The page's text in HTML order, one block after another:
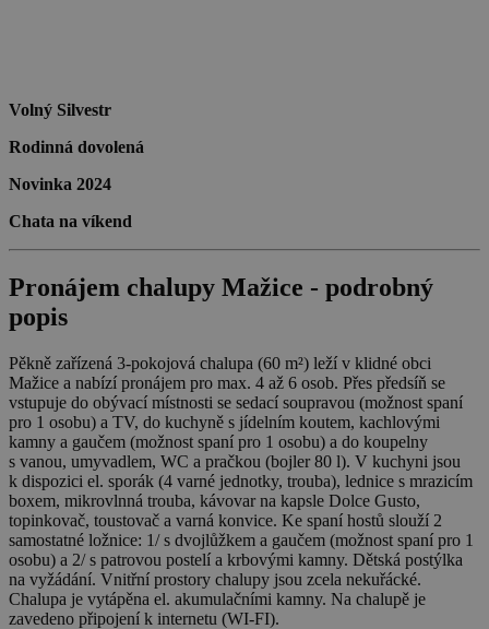
Volný Silvestr
Rodinná dovolená
Novinka 2024
Chata na víkend
Pronájem chalupy Mažice - podrobný
popis
Pěkně zařízená 3-pokojová chalupa (60 m²) leží v klidné obci
Mažice a nabízí pronájem pro max. 4 až 6 osob. Přes předsíň se
vstupuje do obývací místnosti se sedací soupravou (možnost spaní
pro 1 osobu) a TV, do kuchyně s jídelním koutem, kachlovými
kamny a gaučem (možnost spaní pro 1 osobu) a do koupelny
s vanou, umyvadlem, WC a pračkou (bojler 80 l). V kuchyni jsou
k dispozici el. sporák (4 varné jednotky, trouba), lednice s mrazicím
boxem, mikrovlnná trouba, kávovar na kapsle Dolce Gusto,
topinkovač, toustovač a varná konvice. Ke spaní hostů slouží 2
samostatné ložnice: 1/ s dvojlůžkem a gaučem (možnost spaní pro 1
osobu) a 2/ s patrovou postelí a krbovými kamny. Dětská postýlka
na vyžádání. Vnitřní prostory chalupy jsou zcela nekuřácké.
Chalupa je vytápěna el. akumulačními kamny. Na chalupě je
zavedeno připojení k internetu (WI-FI).